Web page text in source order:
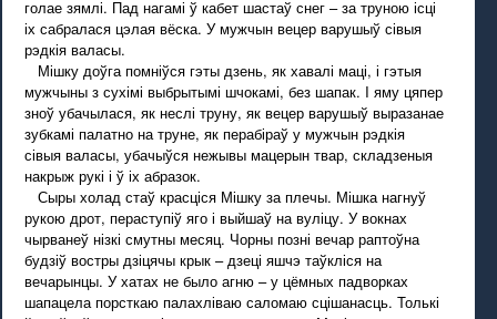
голае зямлі. Пад нагамі ў кабет шастаў снег – за труною ісці
іх сабралася цэлая вёска. У мужчын вецер варушыў сівыя
рэдкія валасы.
Мішку доўга помніўся гэты дзень, як хавалі маці, і гэтыя
мужчыны з сухімі выбрытымі шчокамі, без шапак. I яму цяпер
зноў убачылася, як неслі труну, як вецер варушыў выразанае
зубкамі палатно на труне, як перабіраў у мужчын рэдкія
сівыя валасы, убачыўся нежывы мацерын твар, складзеныя
накрыж рукі і ў іх абразок.
Сыры холад стаў красціся Мішку за плечы. Мішка нагнуў
рукою дрот, пераступіў яго і выйшаў на вуліцу. У вокнах
чырванеў нізкі смутны месяц. Чорны позні вечар раптоўна
будзіў востры дзіцячы крык – дзеці яшчэ таўкліся на
вечарынцы. У хатах не было агню – у цёмных падворках
шапацела порсткаю палахліваю саломаю сцішанасць. Толькі